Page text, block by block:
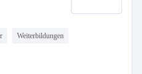
Weiterbildungen